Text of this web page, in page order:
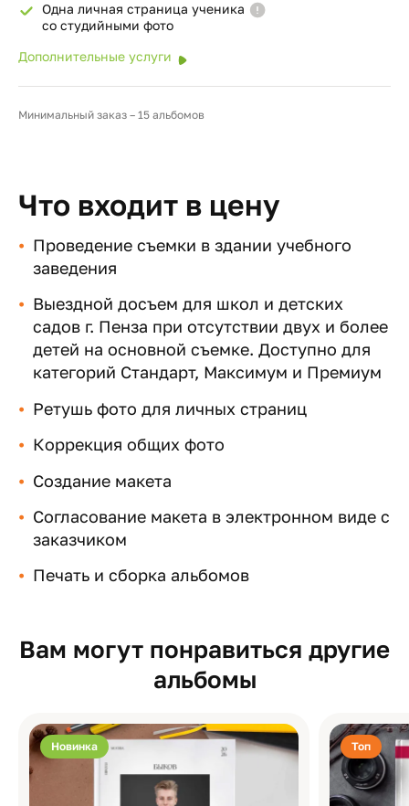
Одна личная страница ученика
со студийными фото
Дополнительные услуги
Минимальный заказ – 15 альбомов
Что входит в цену
Проведение съемки в здании учебного
заведения
Выездной досъем для школ и детских
садов г. Пенза при отсутствии двух и более
детей на основной съемке. Доступно для
категорий Стандарт, Максимум и Премиум
Ретушь фото для личных страниц
Коррекция общих фото
Создание макета
Согласование макета в электронном виде с
заказчиком
Печать и сборка альбомов
Вам могут понравиться другие
альбомы
Новинка Топ